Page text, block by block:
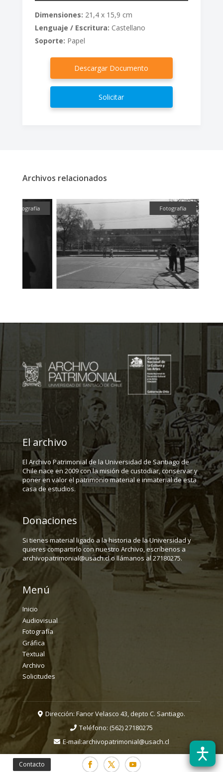
Contacto
Dimensiones: 21,4 x 15,9 cm
Lenguaje / Escritura: Castellano
Soporte: Papel
Descargar Documento
Solicitar
Archivos relacionados
El archivo
El Archivo Patrimonial de la Universidad de Santiago de
Chile nace en 2009 con la misión de custodiar, conservar y
poner en valor el patrimonio material e inmaterial de esta
casa de estudios.
Donaciones
Si tienes material ligado a la historia de la Universidad y
quieres compartirlo con nuestro Archivo, escríbenos a
archivopatrimonial@usach.cl o llámanos al 27180275.
Menú
Inicio
Audiovisual
Fotografía
Gráfica
Textual
Archivo
Solicitudes
Dirección: Fanor Velasco 43, depto C. Santiago.
Teléfono: (562) 27180275
E-mail:archivopatrimonial@usach.cl